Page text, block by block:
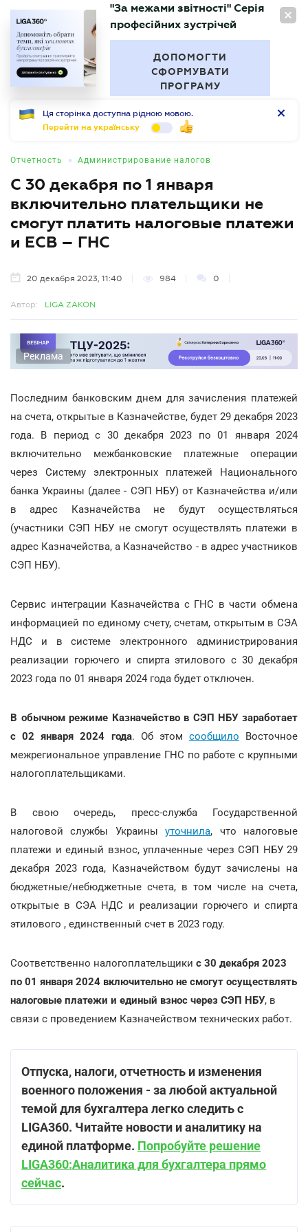
RU
БУХГАЛТЕР
"За межами звітності" Серія
професійних зустрічей
ДОПОМОГТИ
СФОРМУВАТИ
ПРОГРАМУ
Ця сторінка доступна рідною мовою.
Перейти на українську
Отчетность • Администрирование налогов
С 30 декабря по 1 января
включительно плательщики не
смогут платить налоговые платежи
и ЕСВ – ГНС
20 декабря 2023, 11:40 984 0
Автор: LIGA ZAKON
Реклама
Последним банковским днем для зачисления платежей
на счета, открытые в Казначействе, будет 29 декабря 2023
года. В период с 30 декабря 2023 по 01 января 2024
включительно межбанковские платежные операции
через Систему электронных платежей Национального
банка Украины (далее - СЭП НБУ) от Казначейства и/или
в адрес Казначейства не будут осуществляться
(участники СЭП НБУ не смогут осуществлять платежи в
адрес Казначейства, а Казначейство - в адрес участников
СЭП НБУ).
Сервис интеграции Казначейства с ГНС в части обмена
информацией по единому счету, счетам, открытым в СЭА
НДС и в системе электронного администрирования
реализации горючего и спирта этилового с 30 декабря
2023 года по 01 января 2024 года будет отключен.
В обычном режиме Казначейство в СЭП НБУ заработает
с 02 января 2024 года. Об этом сообщило Восточное
межрегиональное управление ГНС по работе с крупными
налогоплательщиками.
В свою очередь, пресс-служба Государственной
налоговой службы Украиныуточнила, что налоговые
платежи и единый взнос, уплаченные через СЭП НБУ 29
декабря 2023 года, Казначейством будут зачислены на
бюджетные/небюджетные счета, в том числе на счета,
открытые в СЭА НДС и реализации горючего и спирта
этилового , единственный счет в 2023 году.
Соответственно налогоплательщики с 30 декабря 2023
по 01 января 2024 включительно не смогут осуществлять
налоговые платежи и единый взнос через СЭП НБУ, в
связи с проведением Казначейством технических работ.
Отпуска, налоги, отчетность и изменения
военного положения - за любой актуальной
темой для бухгалтера легко следить c
LIGA360. Читайте новости и аналитику на
единой платформе. Попробуйте решение
LIGA360:Аналитика для бухгалтера прямо
сейчас.